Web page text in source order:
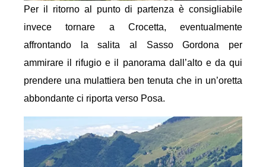
Per il ritorno al punto di partenza è consigliabile
invece tornare a Crocetta, eventualmente
affrontando la salita al Sasso Gordona per
ammirare il rifugio e il panorama dall’alto e da qui
prendere una mulattiera ben tenuta che in un’oretta
abbondante ci riporta verso Posa.